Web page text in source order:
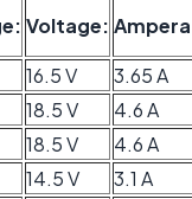
Voltage:
16.5 V
3.65 A
18.5 V
4.6 A
18.5 V
4.6 A
14.5 V
3.1 A